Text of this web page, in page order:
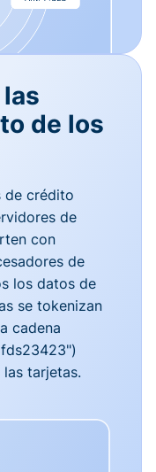
de los
de crédito
de
con
de
los datos de
se tokenizan
cadena
tarjetas.